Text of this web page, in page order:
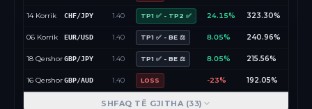
14 Korrik CHF/JPY 1.40 TP1 ✅ - TP2 ✅ 24.15% 323.30%
06 Korrik EUR/USD 1.40 TP1 ✅ - BE ⚖️ 8.05% 240.96%
18 QershorGBP/JPY 1.40 TP1 ✅ - BE ⚖️ 8.05% 215.56%
16 QershorGBP/AUD 1.40 LOSS -23% 192.05%
SHFAQ TË GJITHA (33)